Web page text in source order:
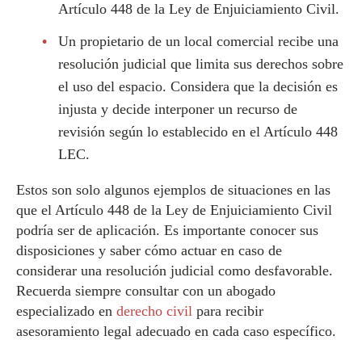
Artículo 448 de la Ley de Enjuiciamiento Civil.
Un propietario de un local comercial recibe una
resolución judicial que limita sus derechos sobre
el uso del espacio. Considera que la decisión es
injusta y decide interponer un recurso de
revisión según lo establecido en el Artículo 448
LEC.
Estos son solo algunos ejemplos de situaciones en las
que el Artículo 448 de la Ley de Enjuiciamiento Civil
podría ser de aplicación. Es importante conocer sus
disposiciones y saber cómo actuar en caso de
considerar una resolución judicial como desfavorable.
Recuerda siempre consultar con un abogado
especializado en derecho civil para recibir
asesoramiento legal adecuado en cada caso específico.